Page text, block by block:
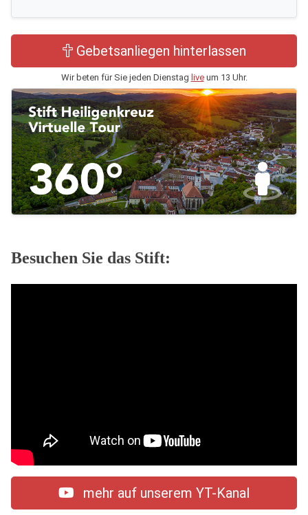
Gebetsanliegen hinterlassen
Wir beten für Sie jeden Dienstag liveum 13 Uhr.
Besuchen Sie das Stift:
mehr auf unserem YT-Kanal